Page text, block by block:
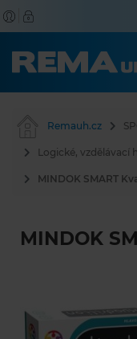
Remauh.cz
Logické, vzdělávací
MINDOK SMART
MINDOK